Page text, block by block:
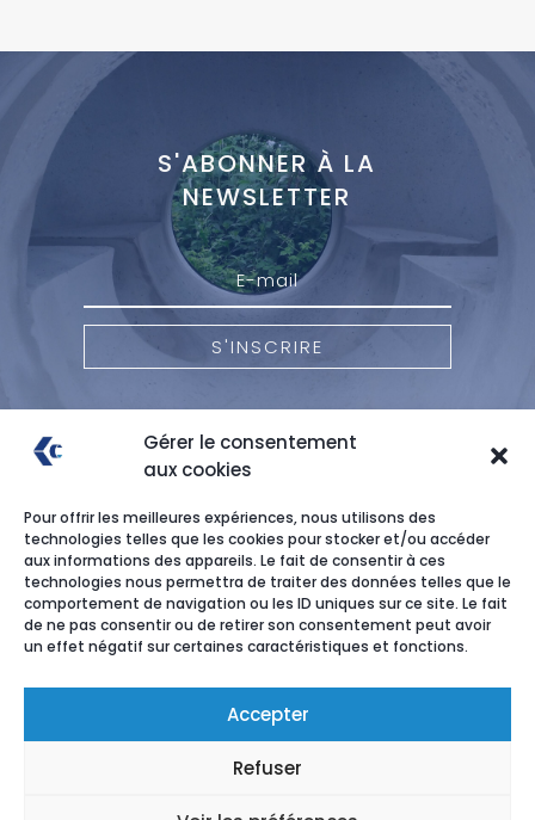
Gérer le consentement
aux cookies
Pour offrir les meilleures expériences, nous utilisons des
technologies telles que les cookies pour stocker et/ou accéder
aux informations des appareils. Le fait de consentir à ces
technologies nous permettra de traiter des données telles que le
comportement de navigation ou les ID uniques sur ce site. Le fait
de ne pas consentir ou de retirer son consentement peut avoir
un effet négatif sur certaines caractéristiques et fonctions.
Accepter
Refuser
S'ABONNER À LA
NEWSLETTER
S'INSCRIRE
Recrutement
Mentions légales